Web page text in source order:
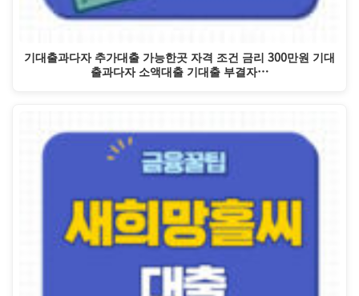
기대출과다자 추가대출 가능한곳 자격 조건 금리 300만원 기대
출과다자 소액대출 기대출 부결자…